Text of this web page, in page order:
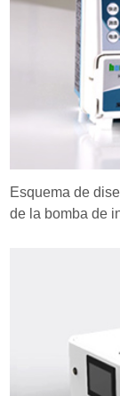
Esquema de
de la bomba de